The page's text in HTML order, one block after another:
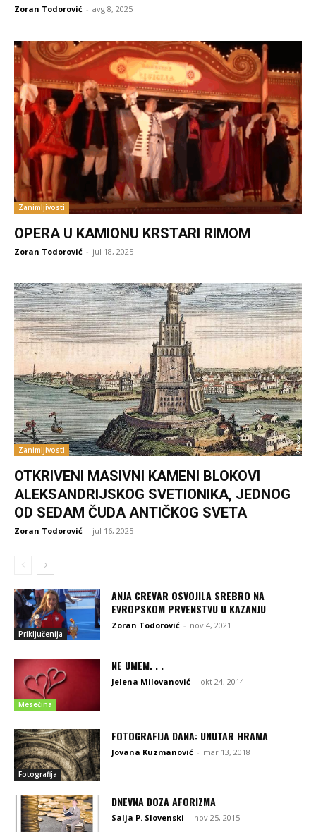
Zoran Todorović - avg 8, 2025
Zanimljivosti
OPERA U KAMIONU KRSTARI RIMOM
Zoran Todorović - jul 18, 2025
Zanimljivosti
OTKRIVENI MASIVNI KAMENI BLOKOVI
ALEKSANDRIJSKOG SVETIONIKA, JEDNOG
OD SEDAM ČUDA ANTIČKOG SVETA
Zoran Todorović - jul 16, 2025
Priključenija
ANJA CREVAR OSVOJILA SREBRO NA
EVROPSKOM PRVENSTVU U KAZANJU
Zoran Todorović - nov 4, 2021
Mesečina
NE UMEM. . .
Jelena Milovanović - okt 24, 2014
Fotografija
FOTOGRAFIJA DANA: UNUTAR HRAMA
Jovana Kuzmanović - mar 13, 2018
DNEVNA DOZA AFORIZMA
Salja P. Slovenski - nov 25, 2015